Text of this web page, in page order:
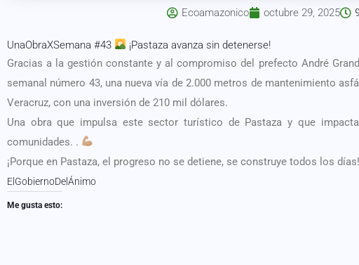
Ecoamazonico octubre 29, 2025
UnaObraXSemana #43
¡Pastaza avanza sin detenerse!
Gracias a la gestión constante y al compromiso del prefecto André
semanal número 43, una nueva vía de 2.000 metros de mantenimiento
Veracruz, con una inversión de 210 mil dólares.
Una obra que impulsa este sector turístico de Pastaza y que
comunidades. .
¡Porque en Pastaza, el progreso no se detiene, se construye todos los días!
ElGobiernoDelÁnimo
Me gusta esto: